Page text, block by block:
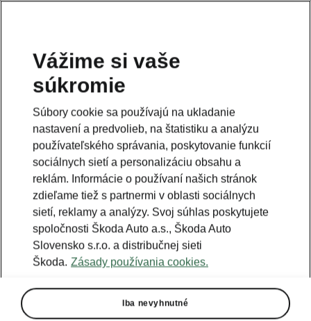
Vážime si vaše
súkromie
Súbory cookie sa používajú na ukladanie
nastavení a predvolieb, na štatistiku a analýzu
používateľského správania, poskytovanie funkcií
sociálnych sietí a personalizáciu obsahu a
reklám. Informácie o používaní našich stránok
zdieľame tiež s partnermi v oblasti sociálnych
sietí, reklamy a analýzy. Svoj súhlas poskytujete
spoločnosti Škoda Auto a.s., Škoda Auto
Slovensko s.r.o. a distribučnej sieti
Škoda. Zásady používania cookies.
Iba nevyhnutné